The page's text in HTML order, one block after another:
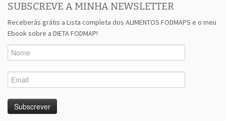
SUBSCREVE A MINHA NEWSLETTER
Receberás grátis a Lista completa dos ALIMENTOS FODMAPS e o meu
Ebook sobre a DIETA FODMAP!